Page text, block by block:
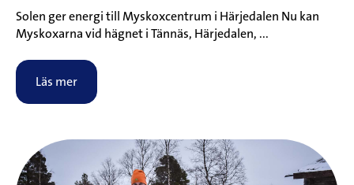
Solen ger energi till Myskoxcentrum i Härjedalen Nu kan
Myskoxarna vid hägnet i Tännäs, Härjedalen, ...
Läs mer